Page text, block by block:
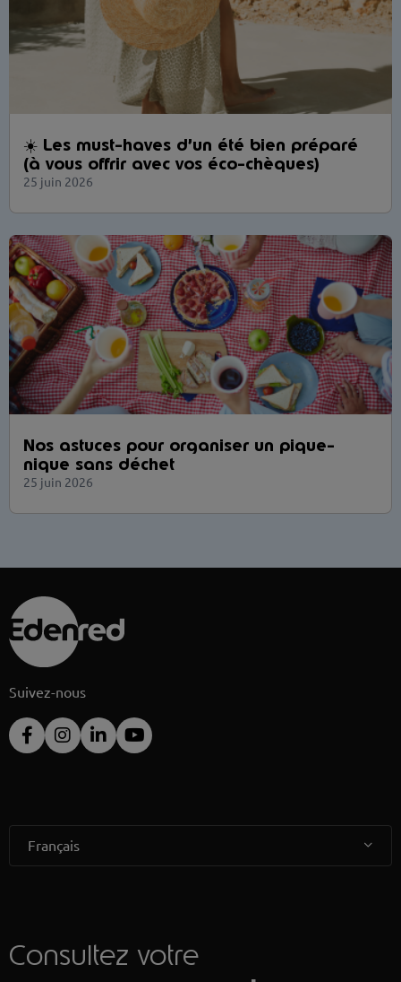
☀️ Les must-haves d’un été bien préparé
(à vous offrir avec vos éco-chèques)
25 juin 2026
Nos astuces pour organiser un pique-
nique sans déchet
25 juin 2026
Suivez-nous
Français
Consultez votre